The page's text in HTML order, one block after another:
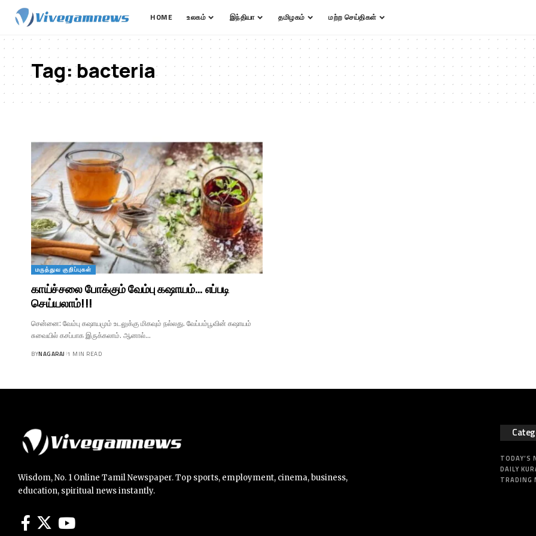
HOME உலகம் இந்தியா தமிழகம் மற்ற செய்திகள்
Tag:bacteria
மருத்துவ குறிப்புகள்
காய்ச்சலை போக்கும் வேம்பு கஷாயம்… எப்படி
செய்யலாம்!!!
சென்னை: வேம்பு கஷாயமும் உடலுக்கு மிகவும் நல்லது. வேப்பம்பூவின் கஷாயம்
சுவையில் கசப்பாக இருக்கலாம். ஆனால்…
BYNAGARAJ 1 MIN READ
Wisdom, No. 1 Online Tamil Newspaper. Top sports, employment, cinema, business,
education, spiritual news instantly.
TODAY’S
DAILY
TRADING